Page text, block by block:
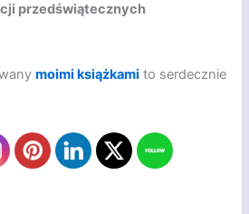
przedświątecznych
moimi książkami to serdecznie